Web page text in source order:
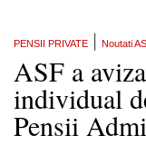
PENSII PRIVATE Noutati
ASF a
individual
Pensii